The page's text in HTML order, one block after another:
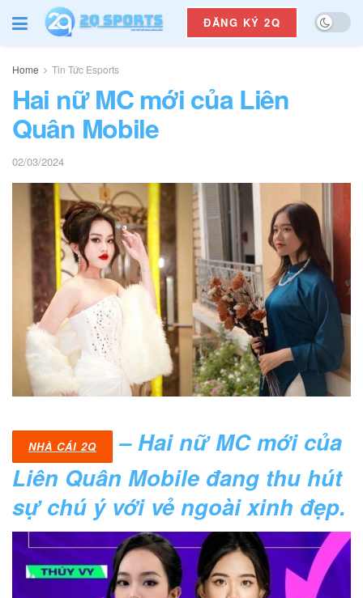
ĐĂNG KÝ 2Q
Home Tin Tức Esports
Hai nữ MC mới của Liên
Quân Mobile
02/03/2024
NHÀ CÁI 2Q
– Hai nữ MC mới của
Liên Quân Mobile đang thu hút
sự chú ý với vẻ ngoài xinh đẹp.